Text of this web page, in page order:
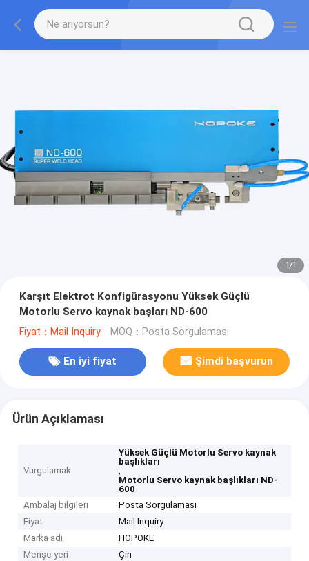
1/1
Karşıt Elektrot Konfigürasyonu Yüksek Güçlü
Motorlu Servo kaynak başları ND-600
Fiyat：Mail Inquiry MOQ：Posta Sorgulaması
En iyi fiyat Şimdi başvurun
Ürün Açıklaması
Vurgulamak
Yüksek Güçlü Motorlu Servo kaynak
başlıkları
,
Motorlu Servo kaynak başlıkları ND-
600
Ambalaj bilgileri
Posta Sorgulaması
Fiyat
Mail Inquiry
Marka adı
HOPOKE
Menşe yeri
Çin